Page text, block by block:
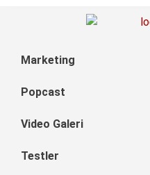
Marketing
Popcast
Video Galeri
Testler